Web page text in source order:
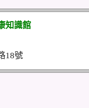
知識館
18號